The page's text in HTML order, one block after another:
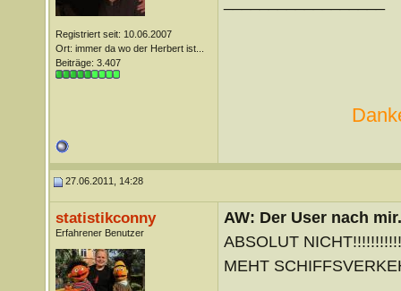
Registriert seit: 10.06.2007
Ort: immer da wo der Herbert ist...
Beiträge: 3.407
27.06.2011, 14:28
statistikconny
Erfahrener Benutzer
AW: Der User nach
ABSOLUT
MEHT